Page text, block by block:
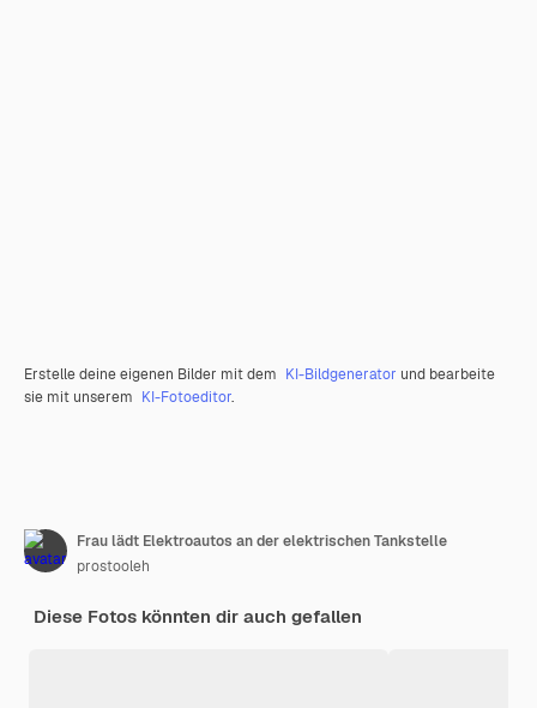
Erstelle deine eigenen Bilder mit dem KI-Bildgenerator und bearbeite
sie mit unserem KI-Fotoeditor.
Frau lädt Elektroautos an der elektrischen Tankstelle
prostooleh
Diese Fotos könnten dir auch gefallen